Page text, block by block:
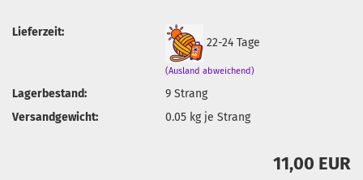
Lieferzeit:
22-24 Tage
(Ausland abweichend)
Lagerbestand: 9Strang
Versandgewicht:
0.05 kg je Strang
11,00 EUR